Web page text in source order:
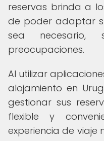
reservas brinda a
de poder adaptar
sea necesario,
preocupaciones.
Al utilizar
alojamiento en
gestionar sus
flexible y
experiencia de